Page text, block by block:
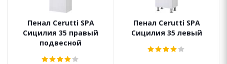
Пенал Cerutti SPA
Сицилия 35 правый
подвесной
Пенал Cerutti SPA
Сицилия 35 левый